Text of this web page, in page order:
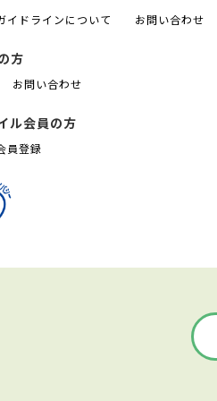
イドラインについて お問い合わせ
方
お問い合わせ
ル会員の方
員登録